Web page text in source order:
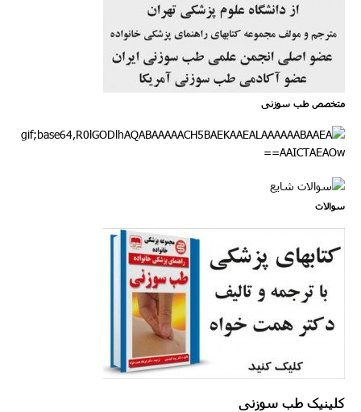
متخصص طب سوزنی
سوالات
کلینیک طب سوزنی